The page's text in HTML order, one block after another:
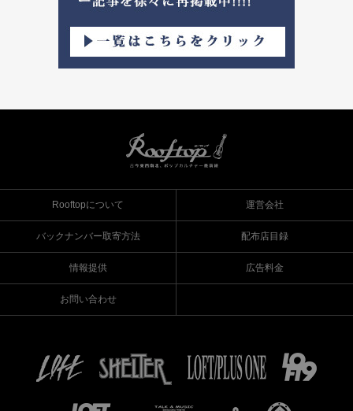
Rooftopについて 運営会社
バックナンバー取寄方法 配布店目録
情報提供 広告料金
お問い合わせ